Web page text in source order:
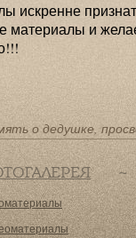
искренне
материалы и
о дедушке,